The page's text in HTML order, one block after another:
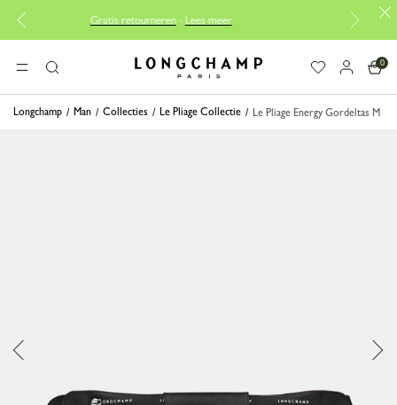
Gratis retourneren-Lees meer Gratis
MENUZoeken Longchamp - Home
0
Longchamp Man Collecties Le Pliage Collectie Le Pliage Energy Gordeltas M